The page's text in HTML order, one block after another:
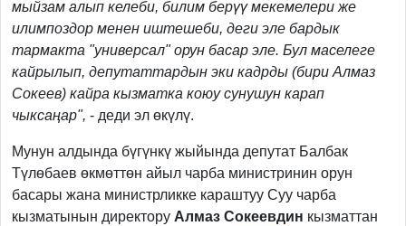
мыйзам алып келеби, билим берүү мекемелери же
илимпоздор менен иштешеби, деги эле бардык
тармакта "универсал" орун басар эле. Бул маселеге
кайрылып, депутаттардын эки кадрды (бири Алмаз
Сокеев) кайра кызматка коюу сунушун карап
чыксаңар", - деди эл өкүлү.
Мунун алдында бүгүнкү жыйында депутат Балбак
Түлөбаев өкмөттөн айыл чарба министринин орун
басары жана министрликке караштуу Суу чарба
кызматынын директору Алмаз Сокеевдин кызматтан